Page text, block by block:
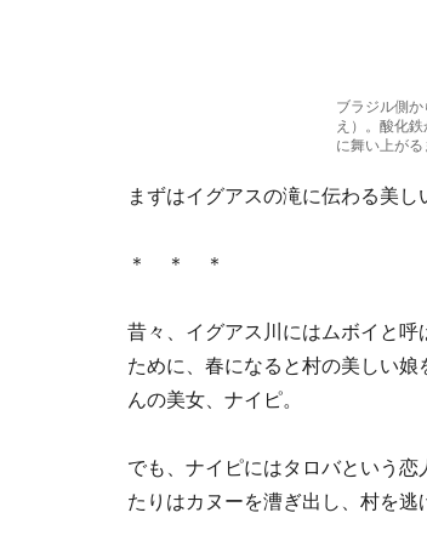
ブラジル側
え）。酸化
に舞い上が
まずはイグアスの滝に伝わる美し
＊ ＊ ＊
昔々、イグアス川にはムボイと
ために、春になると村の美しい
んの美女、ナイピ。
でも、ナイピにはタロバという
たりはカヌーを漕ぎ出し、村を逃